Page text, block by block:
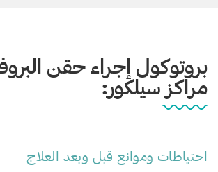
بروتوكول إجراء حقن
مراكز سيلكور:
احتياطات وموانع قبل وبعد العلاج